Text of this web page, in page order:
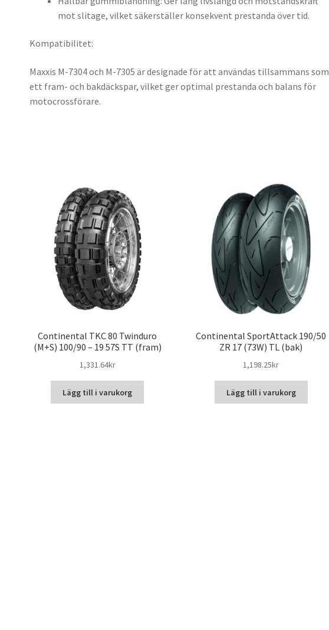
mot slitage, vilket säkerställer konsekvent prestanda över tid.
Kompatibilitet:
Maxxis M-7304 och M-7305 är designade för att användas tillsammans som
ett fram- och bakdäckspar, vilket ger optimal prestanda och balans för
motocrossförare.
Continental TKC 80 Twinduro
(M+S) 100/90 – 19 57S TT (fram)
1,331.64kr
Lägg till i varukorg
Continental SportAttack 190/50
ZR 17 (73W) TL (bak)
1,198.25kr
Lägg till i varukorg